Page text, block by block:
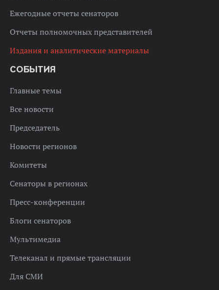
Ежегодные отчеты сенаторов
Отчеты полномочных представителей
Издания и аналитические материалы
СОБЫТИЯ
Главные темы
Все новости
Председатель
Новости регионов
Комитеты
Сенаторы в регионах
Пресс-конференции
Блоги сенаторов
Мультимедиа
Телеканал и прямые трансляции
Для СМИ